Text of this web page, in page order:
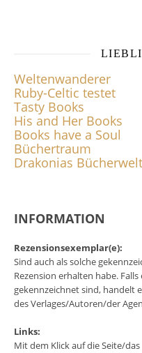
Weltenwanderer
Ruby-Celtic testet
Tasty Books
His and Her Books
Books have a Soul
Büchertraum
Drakonias Bücherwelt
INFORMATION
Rezensionsexemplar(e):
Sind auch als solche
Rezension erhalten habe.
gekennzeichnet sind, handelt
des Verlages/Autoren/der
Links:
Mit dem Klick auf die Seite/